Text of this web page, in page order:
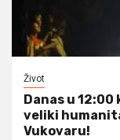
Život
Danas u
veliki
Vukovaru!